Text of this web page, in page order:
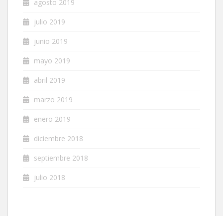
agosto 2019
julio 2019
junio 2019
mayo 2019
abril 2019
marzo 2019
enero 2019
diciembre 2018
septiembre 2018
julio 2018